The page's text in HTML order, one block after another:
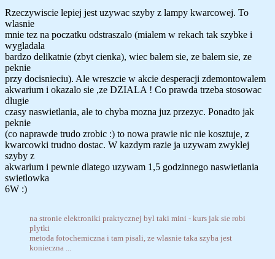
Rzeczywiscie lepiej jest uzywac szyby z lampy kwarcowej. To
wlasnie
mnie tez na poczatku odstraszalo (mialem w rekach tak szybke i
wygladala
bardzo delikatnie (zbyt cienka), wiec balem sie, ze balem sie, ze
peknie
przy docisnieciu). Ale wreszcie w akcie desperacji zdemontowalem
akwarium i okazalo sie ,ze DZIALA ! Co prawda trzeba stosowac
dlugie
czasy naswietlania, ale to chyba mozna juz przezyc. Ponadto jak
peknie
(co naprawde trudo zrobic :) to nowa prawie nic nie kosztuje, z
kwarcowki trudno dostac. W kazdym razie ja uzywam zwyklej
szyby z
akwarium i pewnie dlatego uzywam 1,5 godzinnego naswietlania
swietlowka
6W :)
na stronie elektroniki praktycznej byl taki mini - kurs jak sie robi
plytki
metoda fotochemiczna i tam pisali, ze wlasnie taka szyba jest
konieczna ...